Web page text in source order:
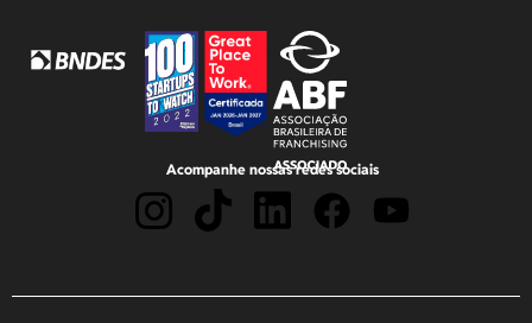
Acompanhe nossas redes sociais